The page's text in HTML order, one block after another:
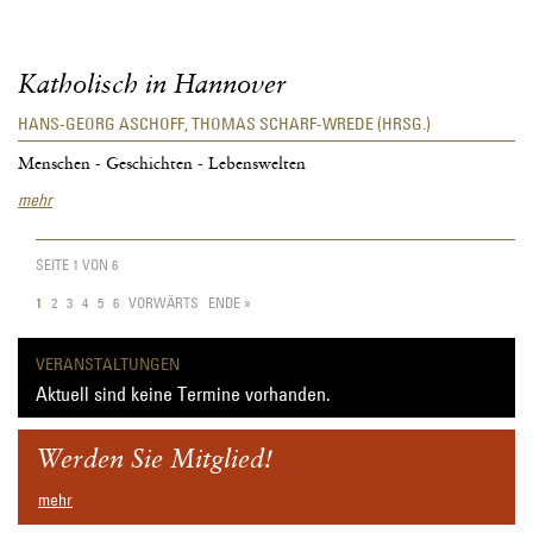
Katholisch in Hannover
HANS-GEORG ASCHOFF, THOMAS SCHARF-WREDE (HRSG.)
Menschen - Geschichten - Lebenswelten
mehrKatholisch
Hannover
SEITE 1 VON 6
1 2 3 4 5 6 VORWÄRTS ENDE »
VERANSTALTUNGEN
Aktuell sind keine Termine vorhanden.
Werden Sie Mitglied!
mehr